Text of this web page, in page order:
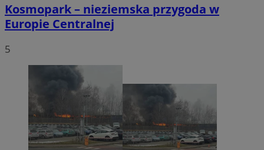
Kosmopark – nieziemska przygoda w
Europie Centralnej
5